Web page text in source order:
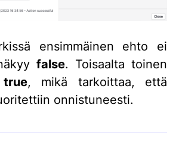
ensimmäinen ehto ei
false. Toisaalta toinen
true, mikä tarkoittaa, että
onnistuneesti.